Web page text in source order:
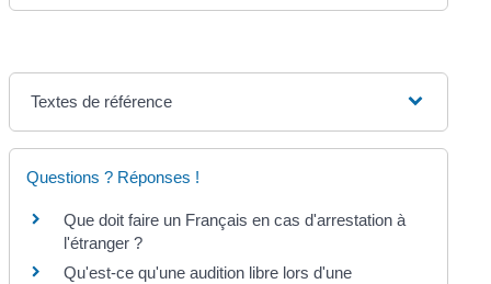
Textes de référence
Questions ? Réponses !
Que doit faire un Français en cas d'arrestation à
l'étranger ?
Qu'est-ce qu'une audition libre lors d'une